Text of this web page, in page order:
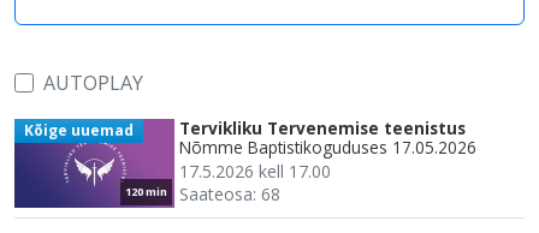
AUTOPLAY
120 min
Kõige uuemad
Tervikliku Tervenemise teenistus
Nõmme Baptistikoguduses 17.05.2026
17.5.2026 kell 17.00
Saateosa: 68